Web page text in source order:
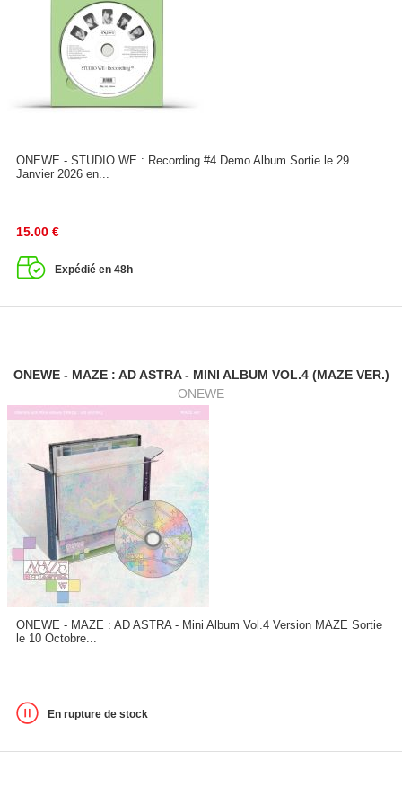
ONEWE - STUDIO WE : Recording #4 Demo Album Sortie le 29
Janvier 2026 en...
15.00 €
Expédié en 48h
ONEWE - MAZE : AD ASTRA - MINI ALBUM VOL.4 (MAZE VER.)
ONEWE
ONEWE - MAZE : AD ASTRA - Mini Album Vol.4 Version MAZE Sortie
le 10 Octobre...
En rupture de stock